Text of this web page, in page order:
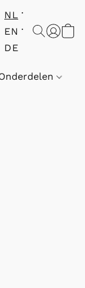
NL
EN
DE